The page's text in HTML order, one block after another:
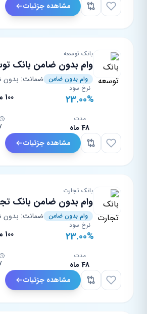
مشاهده جزئیات
بانک توسعه
وام بدون ضامن بانک
وام بدون ضامن ضمانت: بدون
نرخ سود
23.00% 100 میلیون تومان
مدت
48 ماه
7
مشاهده جزئیات
بانک تجارت
وام بدون ضامن بانک
وام بدون ضامن ضمانت: بدون
نرخ سود
23.00% 100 میلیون تومان
مدت
48 ماه
7
مشاهده جزئیات